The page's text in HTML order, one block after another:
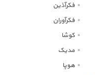
فکرآذین
فکرآوران
کوشا
مدیک
هوپا